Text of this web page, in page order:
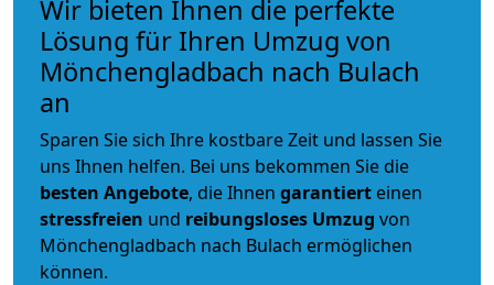
Wir bieten Ihnen die perfekte
Lösung für Ihren Umzug von
Mönchengladbach nach Bulach
an
Sparen Sie sich Ihre kostbare Zeit und lassen Sie
uns Ihnen helfen. Bei uns bekommen Sie die
besten Angebote, die Ihnen garantiert einen
stressfreien und reibungsloses Umzug von
Mönchengladbach nach Bulach ermöglichen
können.